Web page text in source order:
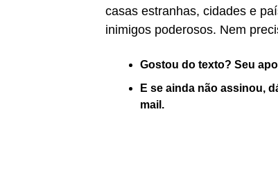
casas estranhas, cidades e
inimigos poderosos. Nem
Gostou do texto? Seu
E se ainda não assinou,
mail.